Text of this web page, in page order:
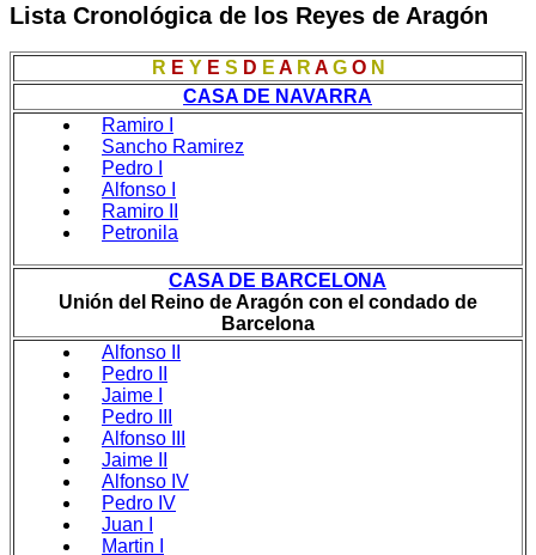
Lista Cronológica de los Reyes de Aragón
R E Y E S D E A R A G O N
CASA DE NAVARRA
Ramiro I
Sancho Ramirez
Pedro I
Alfonso I
Ramiro II
Petronila
CASA DE BARCELONA
Unión del Reino de Aragón con el condado de
Barcelona
Alfonso II
Pedro II
Jaime I
Pedro III
Alfonso III
Jaime II
Alfonso IV
Pedro IV
Juan I
Martin I